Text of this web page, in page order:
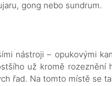
gong nebo sundrum.
nástroji – opukovými
už kromě
řad. Na tomto místě se